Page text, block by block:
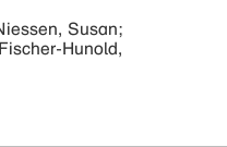
Susan;
Hunold,